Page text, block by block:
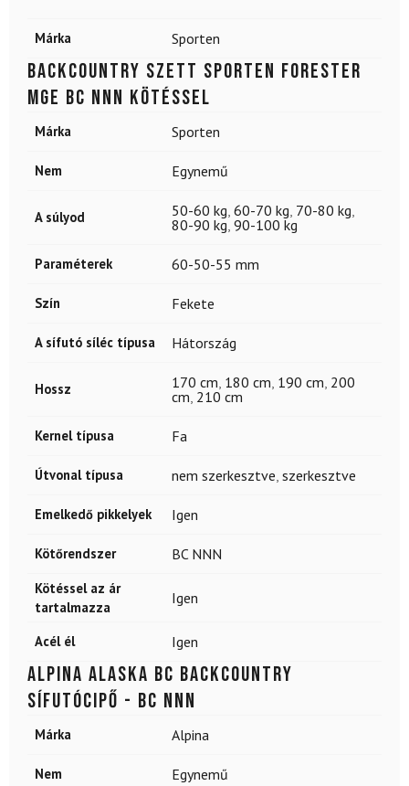
Márka Sporten
Backcountry szett SPORTEN Forester
MgE BC NNN kötéssel
Márka Sporten
Nem Egynemű
A súlyod 50-60 kg 60-70 kg 70-80 kg
80-90 kg 90-100 kg
Paraméterek 60-50-55 mm
Szín Fekete
A sífutó síléc típusa Hátország
Hossz 170 cm 180 cm 190 cm 200
cm 210 cm
Kernel típusa Fa
Útvonal típusa nem szerkesztve szerkesztve
Emelkedő pikkelyek Igen
Kötőrendszer BC NNN
Kötéssel az ár
tartalmazza
Igen
Acél él Igen
ALPINA Alaska BC backcountry
sífutócipő - BC NNN
Márka Alpina
Nem Egynemű